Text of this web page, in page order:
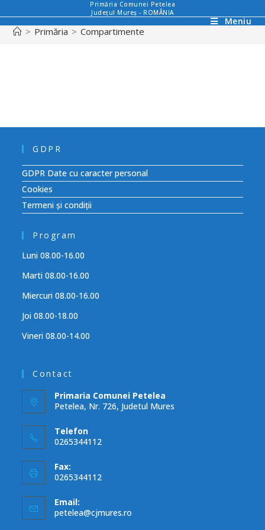
Primăria Comunei Petelea
Județul Mureș - ROMÂNIA
Meniu
> Primăria > Compartimente
GDPR
GDPR Date cu caracter personal
Cookies
Termeni și condiții
Program
Luni 08.00-16.00
Marti 08.00-16.00
Miercuri 08.00-16.00
Joi 08.00-18.00
Vineri 08.00-14.00
Contact
Primaria Comunei Petelea
Petelea, Nr. 726, Judetul Mures
Telefon
0265344112
Fax:
0265344112
Email:
petelea@cjmures.ro